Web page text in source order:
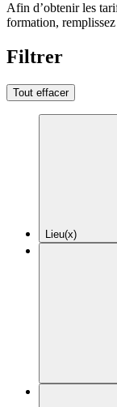
Afin d’obtenir les
formation,
Filtrer
Tout effacer
Lieu(x)